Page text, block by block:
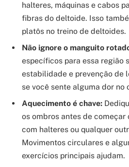
halteres, máquinas e cabos
fibras do deltoide. Isso
platôs no treino de deltoides.
Não ignore o manguito
específicos para essa região
estabilidade e prevenção de
se você sente alguma dor no
Aquecimento é chave:
os ombros antes de começar
com halteres ou qualquer
Movimentos circulares e
exercícios principais ajudam.